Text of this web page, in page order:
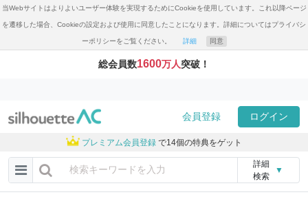
当Webサイトはよりよいユーザー体験を実現するためにCookieを使用しています。これ以降ページ
を遷移した場合、Cookieの設定および使用に同意したことになります。詳細についてはプライバシ
ーポリシーをご覧ください。 詳細 同意
総会員数1600万人突破！
会員登録 ログイン
プレミアム会員登録 で14個の特典をゲット
詳細
検索
▼